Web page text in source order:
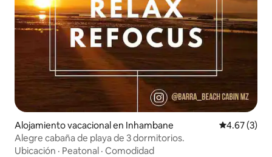
Alojamiento vacacional en Inhambane Calificación
4.67 (3)
Alegre cabaña de playa de 3 dormitorios.
Ubicación · Peatonal · Comodidad